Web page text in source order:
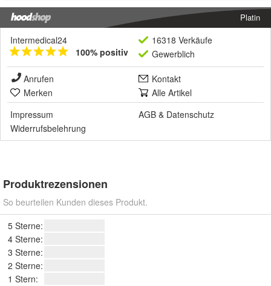
Platin
Intermedical24
100% positiv
16318 Verkäufe
Gewerblich
Anrufen
Kontakt
Merken
Alle Artikel
Impressum
AGB & Datenschutz
Widerrufsbelehrung
Produktrezensionen
So beurteilen Kunden dieses Produkt.
5 Sterne:
4 Sterne:
3 Sterne:
2 Sterne:
1 Stern: